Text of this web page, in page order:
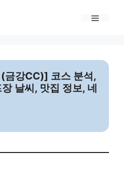
금강CC)] 코스 분석,
날씨, 맛집 정보, 네